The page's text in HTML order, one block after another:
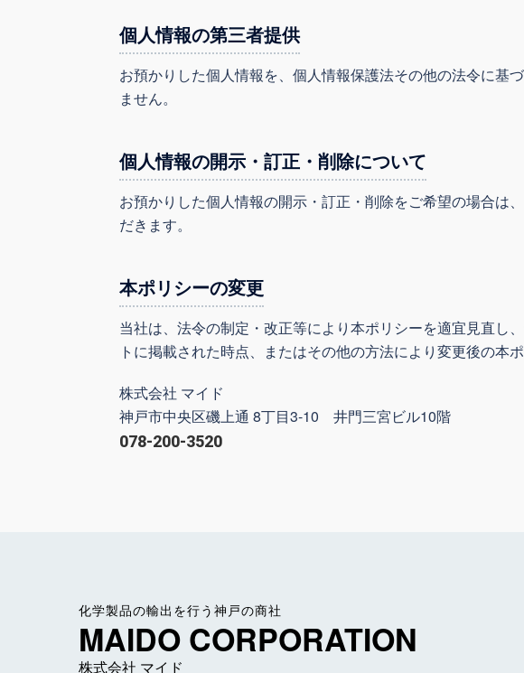
個人情報の第三者提供
お預かりした個人情報を、個人情報保護法その他の法令に基
ません。
個人情報の開示・訂正・削除について
お預かりした個人情報の開示・訂正・削除をご希望の場合は
だきます。
本ポリシーの変更
当社は、法令の制定・改正等により本ポリシーを適宜見直し
トに掲載された時点、またはその他の方法により変更後の本
株式会社 マイド
神戸市中央区磯上通 8丁目3-10 井門三宮ビル10階
078-200-3520
化学製品の輸出を行う神戸の商社
MAIDO CORPORATION
株式会社 マイド